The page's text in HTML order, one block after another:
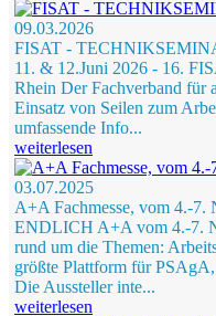
09.03.2026
FISAT -
11. & 12.Juni 2026 - 16.
Rhein Der Fachverband für
Einsatz von Seilen zum
umfassende Info...
weiterlesen
03.07.2025
A+A Fachmesse, vom 4.-7.
ENDLICH A+A vom 4.-7.
rund um die Themen:
größte Plattform für
Die Aussteller inte...
weiterlesen